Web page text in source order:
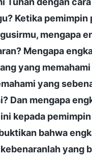
Ketika pemimpin
mengapa
Mengapa
yang
yang
Dan mengapa
kepada
bahwa
yang